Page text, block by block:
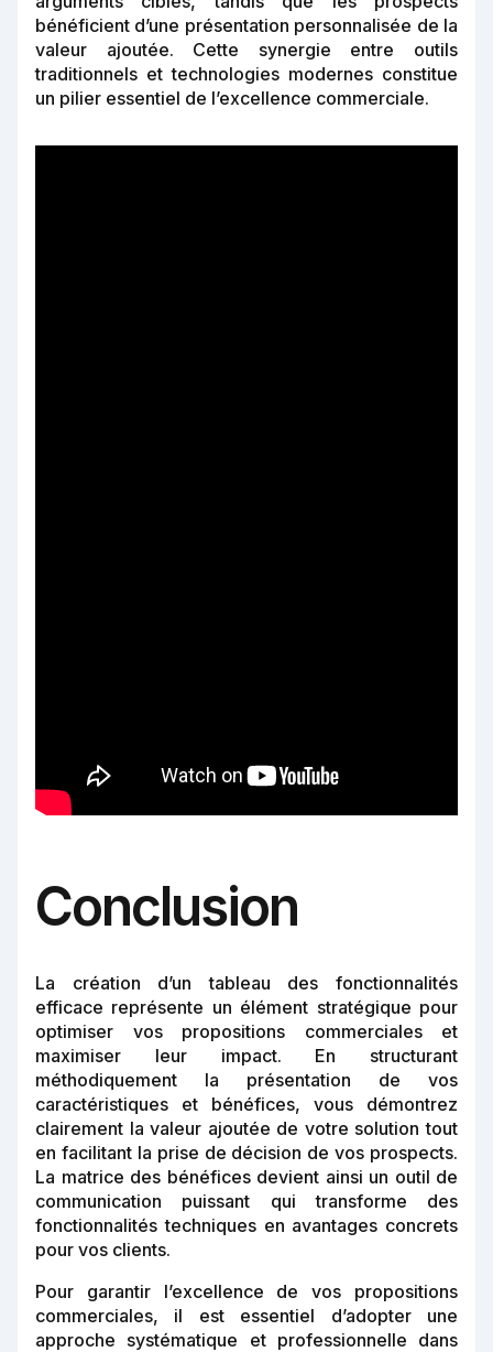
bénéficient d’une présentation personnalisée de la
valeur ajoutée. Cette synergie entre outils
traditionnels et technologies modernes constitue
un pilier essentiel de l’excellence commerciale.
Conclusion
La création d’un tableau des fonctionnalités
efficace représente un élément stratégique pour
optimiser vos propositions commerciales et
maximiser leur impact. En structurant
méthodiquement la présentation de vos
caractéristiques et bénéfices, vous démontrez
clairement la valeur ajoutée de votre solution tout
en facilitant la prise de décision de vos prospects.
La matrice des bénéfices devient ainsi un outil de
communication puissant qui transforme des
fonctionnalités techniques en avantages concrets
pour vos clients.
Pour garantir l’excellence de vos propositions
commerciales, il est essentiel d’adopter une
approche systématique et professionnelle dans